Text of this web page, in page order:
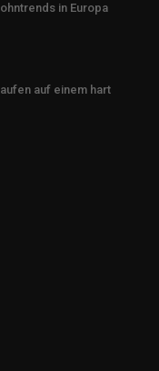
in Europa
auf einem hart